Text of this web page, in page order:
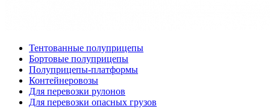
Тентованные полуприцепы
Бортовые полуприцепы
Полуприцепы-платформы
Контейнеровозы
Для перевозки рулонов
Для перевозки опасных грузов